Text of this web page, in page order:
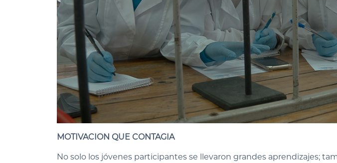
MOTIVACION QUE CONTAGIA
No solo los jóvenes participantes se llevaron grandes aprendizajes;